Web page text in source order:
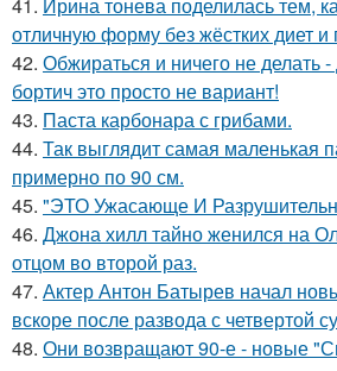
41. Ирина тонева поделилась тем,
отличную форму без жёстких диет и
42. Обжираться и ничего не делать
бортич это просто не вариант!
43. Паста карбонара с грибами.
44. Так выглядит самая маленькая
примерно по 90 см.
45. "ЭТО Ужасающе И
46. Джона хилл тайно женился на
отцом во второй раз.
47. Актер Антон Батырев начал
вскоре после развода с четвертой
48. Они возвращают 90-е - новые